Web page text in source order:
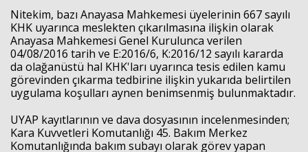
Nitekim, bazı Anayasa Mahkemesi üyelerinin 667 sayılı
KHK uyarınca meslekten çıkarılmasına ilişkin olarak
Anayasa Mahkemesi Genel Kurulunca verilen
04/08/2016 tarih ve E:2016/6, K:2016/12 sayılı kararda
da olağanüstü hal KHK'ları uyarınca tesis edilen kamu
görevinden çıkarma tedbirine ilişkin yukarıda belirtilen
uygulama koşulları aynen benimsenmiş bulunmaktadır.
UYAP kayıtlarının ve dava dosyasının incelenmesinden;
Kara Kuvvetleri Komutanlığı 45. Bakım Merkez
Komutanlığında bakım subayı olarak görev yapan